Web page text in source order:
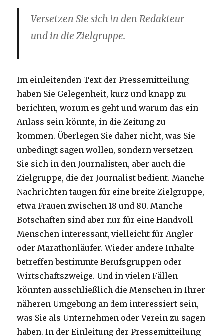
Versetzen Sie sich in den Redakteur
und in die Zielgruppe.
Im einleitenden Text der Pressemitteilung
haben Sie Gelegenheit, kurz und knapp zu
berichten, worum es geht und warum das ein
Anlass sein könnte, in die Zeitung zu
kommen. Überlegen Sie daher nicht, was Sie
unbedingt sagen wollen, sondern versetzen
Sie sich in den Journalisten, aber auch die
Zielgruppe, die der Journalist bedient. Manche
Nachrichten taugen für eine breite Zielgruppe,
etwa Frauen zwischen 18 und 80. Manche
Botschaften sind aber nur für eine Handvoll
Menschen interessant, vielleicht für Angler
oder Marathonläufer. Wieder andere Inhalte
betreffen bestimmte Berufsgruppen oder
Wirtschaftszweige. Und in vielen Fällen
könnten ausschließlich die Menschen in Ihrer
näheren Umgebung an dem interessiert sein,
was Sie als Unternehmen oder Verein zu sagen
haben. In der Einleitung der Pressemitteilung